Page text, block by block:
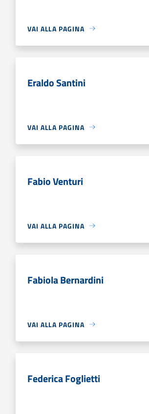
VAI ALLA PAGINA
Eraldo Santini
VAI ALLA PAGINA
Fabio Venturi
VAI ALLA PAGINA
Fabiola Bernardini
VAI ALLA PAGINA
Federica Foglietti